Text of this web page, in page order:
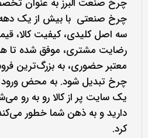
چرخ صنعت البرز به عنوان
چرخ صنعتی با بیش از یک دهه
سه اصل کلیدی، کیفیت کالا،
رضایت مشتری، موفق شده تا
معتبر حضوری، به بزرگ‌ترین
چرخ تبدیل شود. به محض ورود
یک سایت پر از کالا رو به رو
دارید و به ذهن شما خطور
کرد.